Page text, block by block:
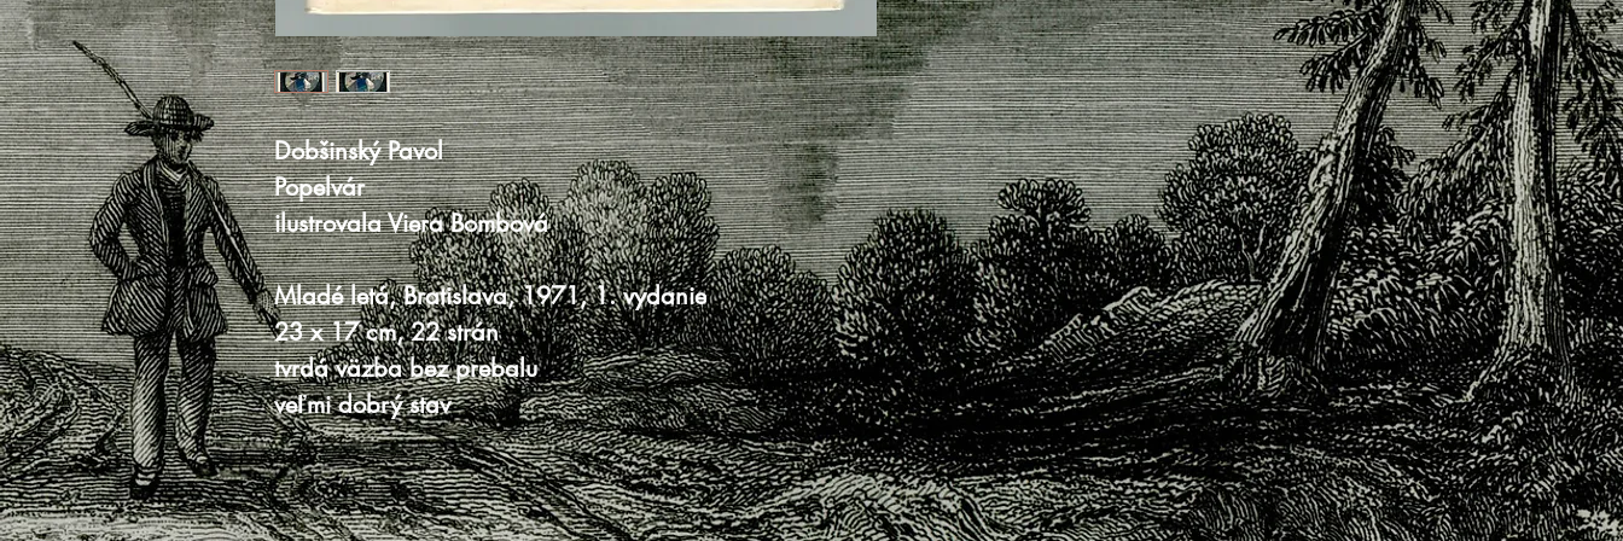
Dobšinský Pavol
Popelvár
ilustrovala Viera Bombová
Mladé letá, Bratislava, 1971, 1. vydanie
23 x 17 cm, 22 strán
tvrdá väzba bez prebalu
veľmi dobrý stav